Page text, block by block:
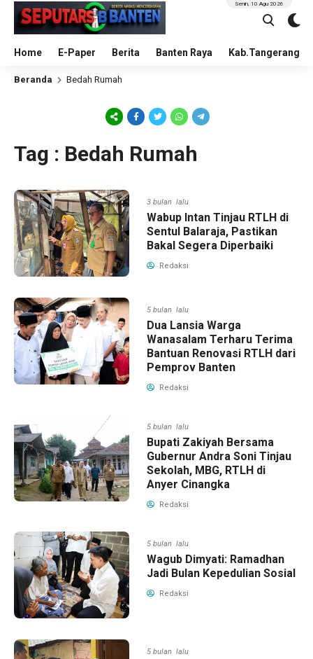
Home E-Paper Berita Banten Raya Kab.Tangerang
Senin, 10 Agu 2026
Beranda Bedah Rumah
Tag : Bedah Rumah
3 bulan lalu
Wabup Intan Tinjau RTLH di
Sentul Balaraja, Pastikan
Bakal Segera Diperbaiki
Redaksi
5 bulan lalu
Dua Lansia Warga
Wanasalam Terharu Terima
Bantuan Renovasi RTLH dari
Pemprov Banten
Redaksi
5 bulan lalu
Bupati Zakiyah Bersama
Gubernur Andra Soni Tinjau
Sekolah, MBG, RTLH di
Anyer Cinangka
Redaksi
5 bulan lalu
Wagub Dimyati: Ramadhan
Jadi Bulan Kepedulian Sosial
Redaksi
5 bulan lalu